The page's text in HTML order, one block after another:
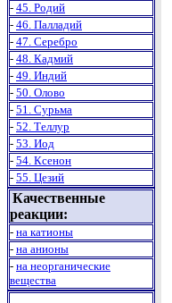
- 45. Родий
- 46. Палладий
- 47. Серебро
- 48. Кадмий
- 49. Индий
- 50. Олово
- 51. Сурьма
- 52. Теллур
- 53. Иод
- 54. Ксенон
- 55. Цезий
Качественные
реакции:
- на катионы
- на анионы
- на неорганические
вещества